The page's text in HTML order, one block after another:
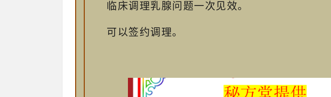
临床调理乳腺问题一次见效。
可以签约调理。